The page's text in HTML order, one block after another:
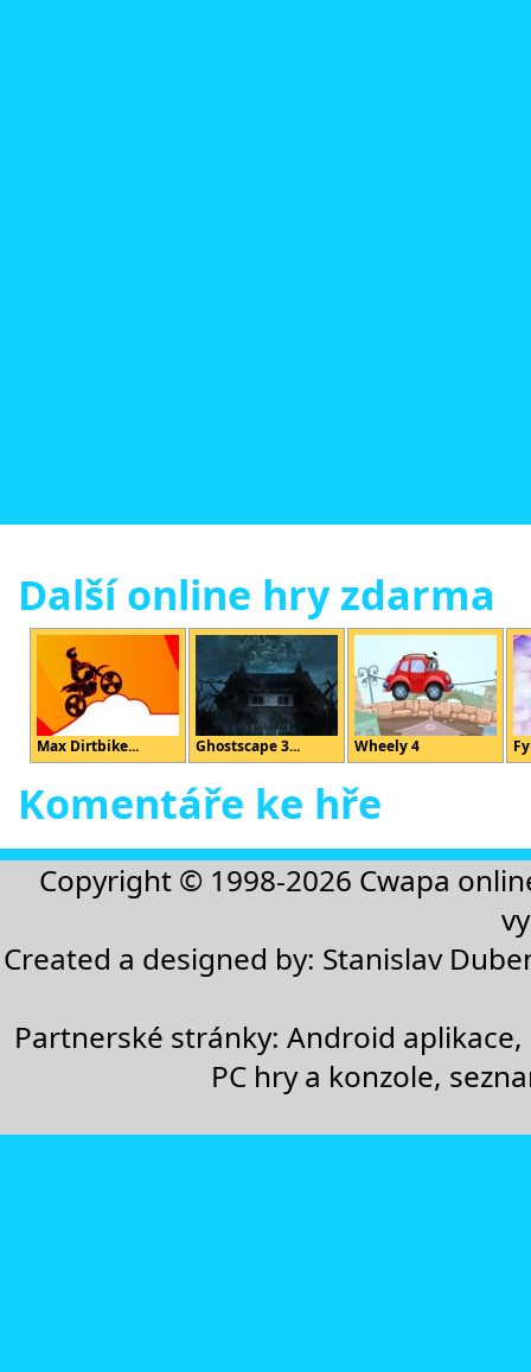
Další online hry zdarma
Max Dirtbike... Ghostscape 3... Wheely 4
Komentáře ke hře
Copyright © 1998-2026 Cwapa
Created a designed by: Stanislav
Partnerské stránky:Android aplikace,
PC hry a konzole,